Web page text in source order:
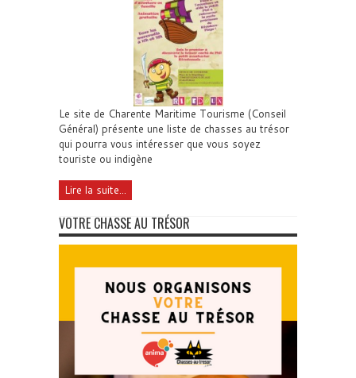
Le site de Charente Maritime Tourisme (Conseil
Général) présente une liste de chasses au trésor
qui pourra vous intéresser que vous soyez
touriste ou indigène
Lire la suite...
VOTRE CHASSE AU TRÉSOR